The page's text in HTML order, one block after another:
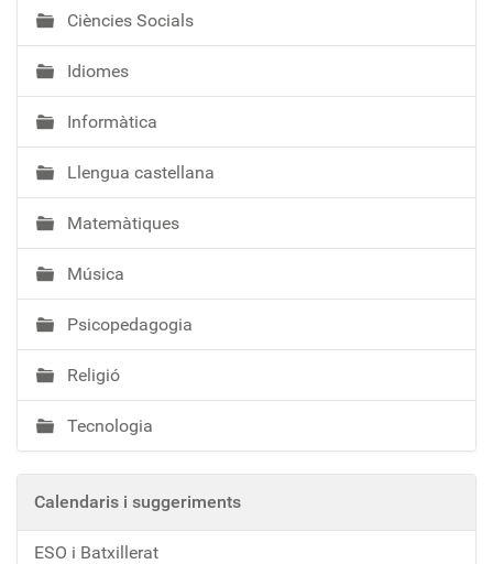
Ciències Socials
Idiomes
Informàtica
Llengua castellana
Matemàtiques
Música
Psicopedagogia
Religió
Tecnologia
Calendaris i suggeriments
ESO i Batxillerat